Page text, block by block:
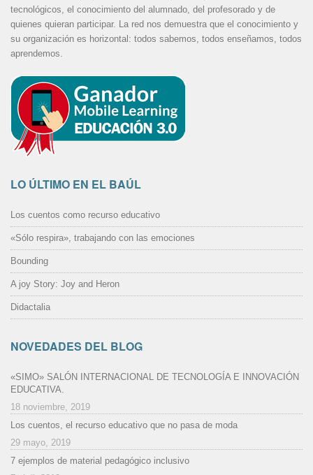
tecnológicos, el conocimiento del alumnado, del profesorado y de
quienes quieran participar. La red nos demuestra que el conocimiento y
su organización es horizontal: todos sabemos, todos enseñamos, todos
aprendemos.
LO ÚLTIMO EN EL BAÚL
Los cuentos como recurso educativo
«Sólo respira», trabajando con las emociones
Bounding
A joy Story: Joy and Heron
Didactalia
NOVEDADES DEL BLOG
«SIMO» SALÓN INTERNACIONAL DE TECNOLOGÍA E INNOVACIÓN
EDUCATIVA.
18 noviembre, 2019
Los cuentos, el recurso educativo que no pasa de moda
29 mayo, 2019
7 ejemplos de material pedagógico inclusivo